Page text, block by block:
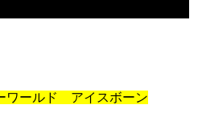
ワールド アイスボーン